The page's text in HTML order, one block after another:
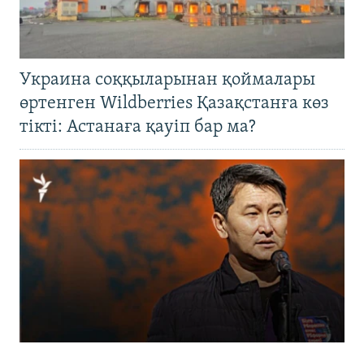
Украина соққыларынан қоймалары
өртенген Wildberries Қазақстанға көз
тікті: Астанаға қауіп бар ма?